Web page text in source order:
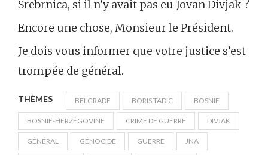
Srebrnica, si il n’y avait pas eu Jovan Divjak ?
Encore une chose, Monsieur le Président.
Je dois vous informer que votre justice s’est
trompée de général.
THÈMES BELGRADE BORIS TADIC BOSNIE
BOSNIE-HERZÉGOVINE CRIME DE GUERRE DIVJAK
GÉNÉRAL GÉNOCIDE GUERRE JNA